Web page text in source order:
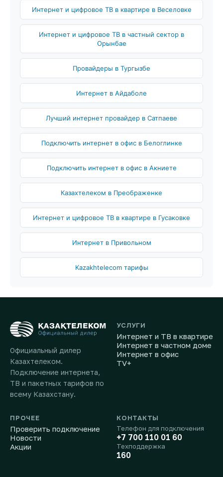
Интернет и цифровое ТВ в квартире в Веселовке
Интернет и цифровое ТВ в частный сектор в
Орынбае
Провайдеры в Тургызбе
Интернет в Айдаболе
Лучший интернет провайдер в Сатпаеве
Подключить интернет в офис в Белоглинке
Подключить интернет в офис в Акниете
Казахтелеком в Преображенке
Интернет и цифровое ТВ в квартире в Гусаковке
Интернет в Привольном
Kazakhtelecom тарифы
Официальный дилер
Казахтелеком.
Подключение интернета,
ТВ и пакетных тарифов по
всему Казахстану.
УСЛУГИ
Интернет и ТВ в квартире
Интернет в частном доме
Интернет в офис
TV+
ПРОЧЕЕ
Проверить подключение
Новости
Акции
КОНТАКТЫ
Телефон для подключения
+7 700 110 01 60
Техподдержка
160